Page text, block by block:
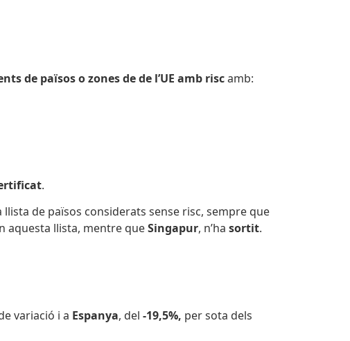
de països o zones de de l’UE amb riscamb:
.
llista de països considerats sense risc, sempre que
aquesta llista, mentre queSingapur, n’ha sortit.
variació i a Espanya, del -19,5%, per sota dels